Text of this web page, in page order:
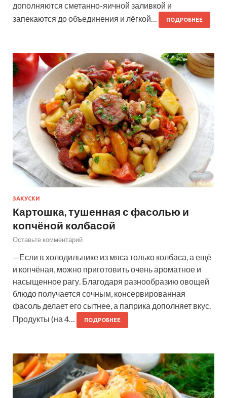
дополняются сметанно-яичной заливкой и
запекаются до объединения и лёгкой…
ПОДРОБНЕЕ
ЗАКУСКИ
Картошка, тушенная с фасолью и
копчёной колбасой
Оставьте комментарий
—Если в холодильнике из мяса только колбаса, а ещё
и копчёная, можно приготовить очень ароматное и
насыщенное рагу. Благодаря разнообразию овощей
блюдо получается сочным, консервированная
фасоль делает его сытнее, а паприка дополняет вкус.
Продукты (на 4…
ПОДРОБНЕЕ